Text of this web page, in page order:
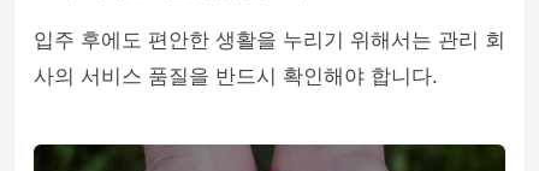
입주 후에도 편안한 생활을 누리기 위해서는 관리 회
사의 서비스 품질을 반드시 확인해야 합니다.